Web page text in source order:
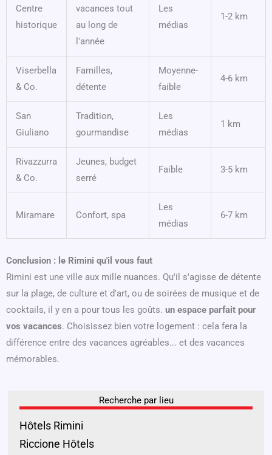
Centre
historique
vacances tout
au long de
l'année
Les
médias
1-2 km
Viserbella
& Co.
Familles,
détente
Moyenne-
faible
4-6 km
San
Giuliano
Tradition,
gourmandise
Les
médias
1 km
Rivazzurra
& Co.
Jeunes, budget
serré
Faible 3-5 km
Miramare Confort, spa
Les
médias
6-7 km
Conclusion : le Rimini qu'il vous faut
Rimini est une ville aux mille nuances. Qu'il s'agisse de détente
sur la plage, de culture et d'art, ou de soirées de musique et de
cocktails, il y en a pour tous les goûts. un espace parfait pour
vos vacances. Choisissez bien votre logement : cela fera la
différence entre des vacances agréables... et des vacances
mémorables.
Recherche par lieu
Hôtels Rimini
Riccione Hôtels